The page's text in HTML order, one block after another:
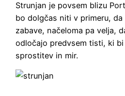
Strunjan je povsem blizu
bo dolgčas niti v primeru,
zabave, načeloma pa velja,
odločajo predvsem tisti, ki
sprostitev in mir.